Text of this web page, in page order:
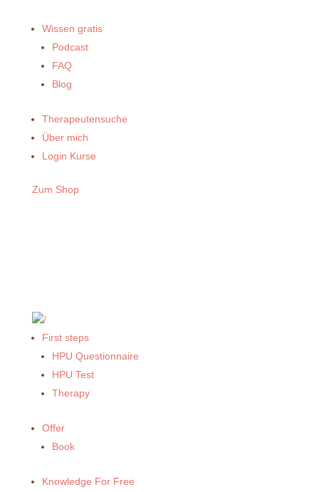
Wissen gratis
Podcast
FAQ
Blog
Therapeutensuche
Über mich
Login Kurse
Zum Shop
First steps
HPU Questionnaire
HPU Test
Therapy
Offer
Book
Knowledge For Free